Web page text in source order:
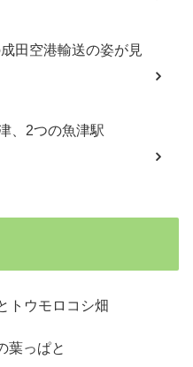
田空港輸送の姿が見
、2つの魚津駅
トウモロコシ畑
葉っぱと